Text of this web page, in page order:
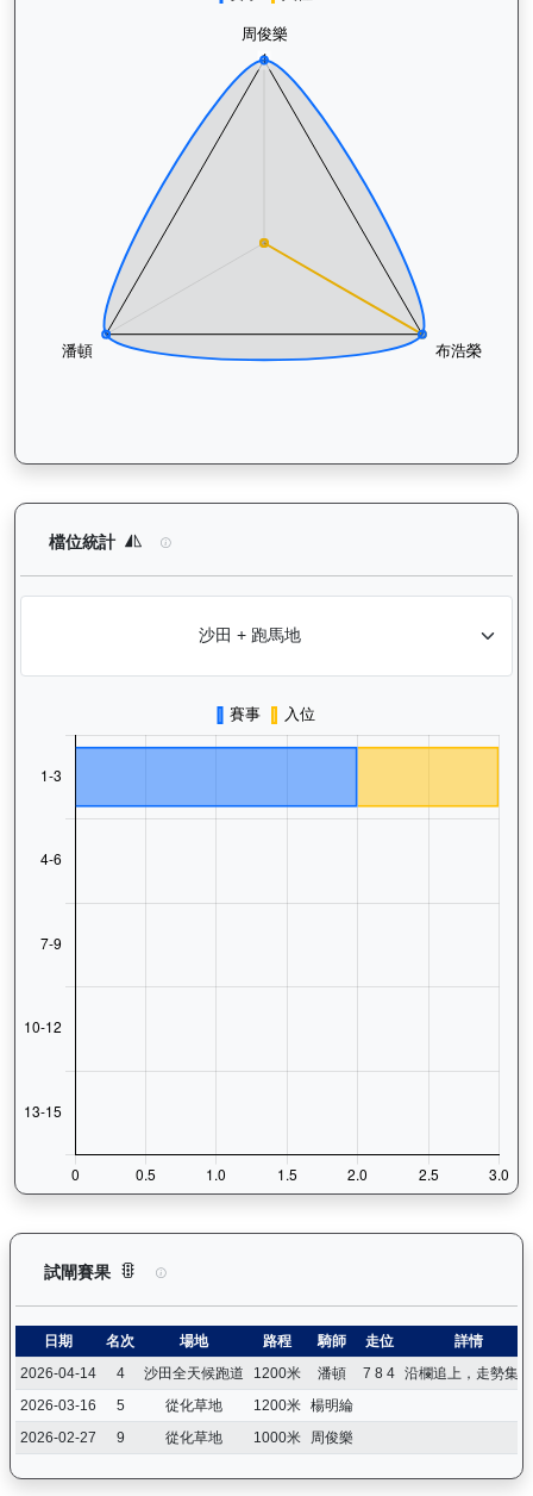
檔位統計 烈進駒（L278）— 檔位統計分析：查看馬匹在
試閘賽果 烈進駒（L278）— 試閘賽果紀錄：查看馬匹所
日期 名次 場地 路程 騎師 走位
詳情
2026-04-14
4 沙田全天候跑道 1200米 潘頓 7 8 4 沿欄追上，走勢集中
2026-03-16
5 從化草地 1200米 楊明綸
2026-02-27
9 從化草地 1000米 周俊樂